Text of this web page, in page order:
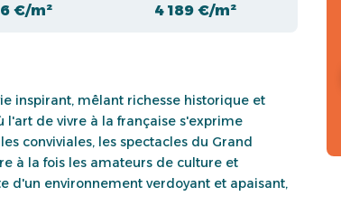
€/m² 4 189 €/m²
inspirant, mêlant richesse historique et
de vivre à la française s'exprime
conviviales, les spectacles du Grand
à la fois les amateurs de culture et
d'un environnement verdoyant et apaisant,